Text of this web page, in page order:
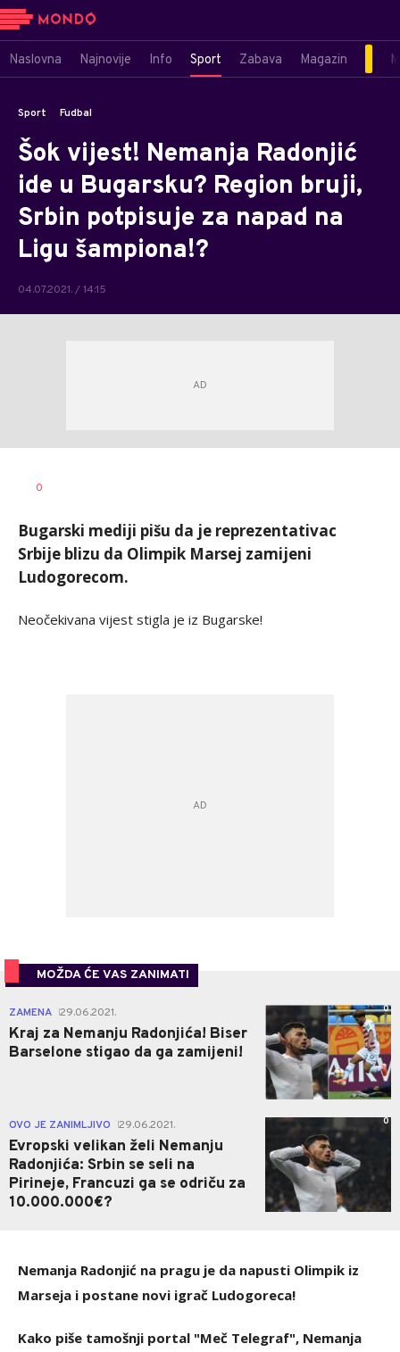
Naslovna Najnovije Info Sport Zabava Magazin
Sport Fudbal
Šok vijest! Nemanja Radonjić
ide u Bugarsku? Region bruji,
Srbin potpisuje za napad na
Ligu šampiona!?
04.07.2021. / 14:15
AUTOR
0
Bugarski mediji pišu da je reprezentativac
Srbije blizu da Olimpik Marsej zamijeni
Ludogorecom.
Neočekivana vijest stigla je iz Bugarske!
MOŽDA ĆE VAS ZANIMATI
ZAMENA 29.06.2021.
Kraj za Nemanju Radonjića! Biser
Barselone stigao da ga zamijeni!
0
OVO JE ZANIMLJIVO 29.06.2021.
Evropski velikan želi Nemanju
Radonjića: Srbin se seli na
Pirineje, Francuzi ga se odriču za
10.000.000€?
0
Nemanja Radonjić na pragu je da napusti Olimpik iz
Marseja i postane novi igrač Ludogoreca!
Kako piše tamošnji portal "Meč Telegraf", Nemanja